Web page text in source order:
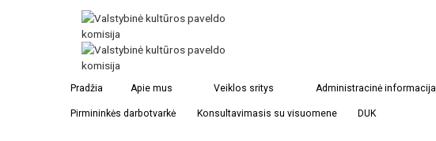
Pradžia Apie mus Veiklos sritys Administracinė informacija
Pirmininkės darbotvarkė Konsultavimasis su visuomene DUK